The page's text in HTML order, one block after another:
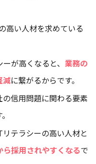
高い人材を求めている
が高くなると、 業務の
減に繋がるからです。
信用問題に関わる要素
テラシーの高い人材と
ら採用されやすくなるで